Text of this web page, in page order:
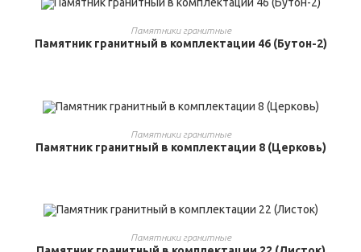
Памятники гранитные
Памятник гранитный в комплектации 46 (Бутон-2)
Памятники гранитные
Памятник гранитный в комплектации 8 (Церковь)
Памятники гранитные